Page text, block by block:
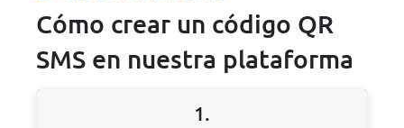
Cómo crear un código QR
SMS en nuestra plataforma
1.